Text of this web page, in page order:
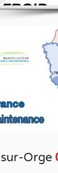
Orge